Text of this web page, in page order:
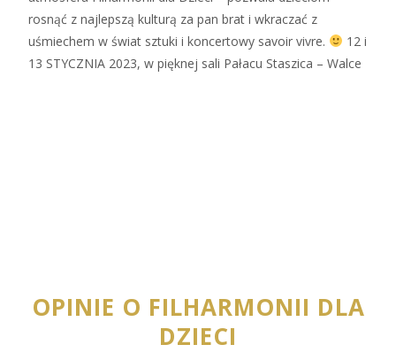
rosnąć z najlepszą kulturą za pan brat i wkraczać z
uśmiechem w świat sztuki i koncertowy savoir vivre.
12 i
13 STYCZNIA 2023, w pięknej sali Pałacu Staszica – Walce
OPINIE O FILHARMONII DLA
DZIECI